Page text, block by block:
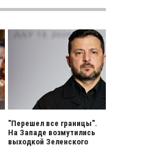
"Перешел все границы".
На Западе возмутились
выходкой Зеленского